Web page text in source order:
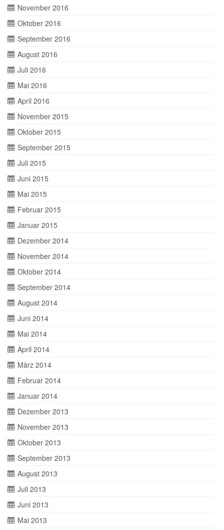
November 2016
Oktober 2016
September 2016
August 2016
Juli 2016
Mai 2016
April 2016
November 2015
Oktober 2015
September 2015
Juli 2015
Juni 2015
Mai 2015
Februar 2015
Januar 2015
Dezember 2014
November 2014
Oktober 2014
September 2014
August 2014
Juni 2014
Mai 2014
April 2014
März 2014
Februar 2014
Januar 2014
Dezember 2013
November 2013
Oktober 2013
September 2013
August 2013
Juli 2013
Juni 2013
Mai 2013